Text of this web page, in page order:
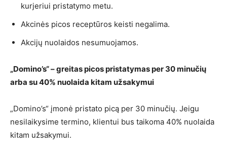
kurjeriui pristatymo metu.
Akcinės picos receptūros keisti negalima.
Akcijų nuolaidos nesumuojamos.
„Domino’s“ – greitas picos pristatymas per 30 minučių
arba su 40% nuolaida kitam užsakymui
„Domino’s“ įmonė pristato picą per 30 minučių. Jeigu
nesilaikysime termino, klientui bus taikoma 40% nuolaida
kitam užsakymui.